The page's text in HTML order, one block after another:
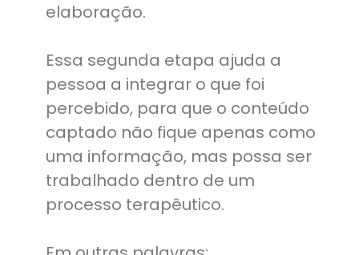
elaboração.
Essa segunda etapa ajuda a
pessoa a integrar o que foi
percebido, para que o conteúdo
captado não fique apenas como
uma informação, mas possa ser
trabalhado dentro de um
processo terapêutico.